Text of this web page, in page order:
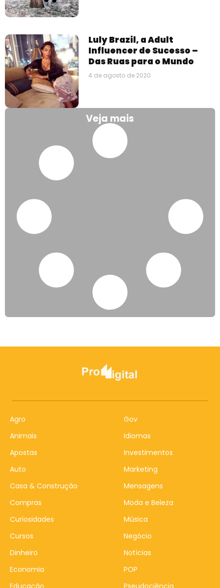
Luly Brazil, a Adult
Influencer de Sucesso –
Das Ruas para o Mundo
4 de agosto de 2020
Veja mais
Agro
Animais
Apostas
Auto
Casa & Construção
Compras
Curiosidades
Cursos
Dinheiro
Economia
Educação
Gov
Idiomas
Investimentos
Marketing
Mensagens
Moda e Beleza
Música
Negócio
Notícias
POP
Pseudociência